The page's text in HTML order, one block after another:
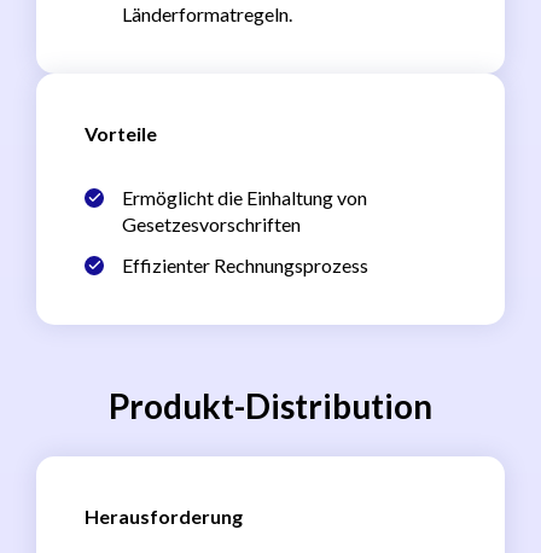
Länderformatregeln.
Vorteile
Ermöglicht die Einhaltung von
Gesetzesvorschriften
Effizienter Rechnungsprozess
Produkt-Distribution
Herausforderung